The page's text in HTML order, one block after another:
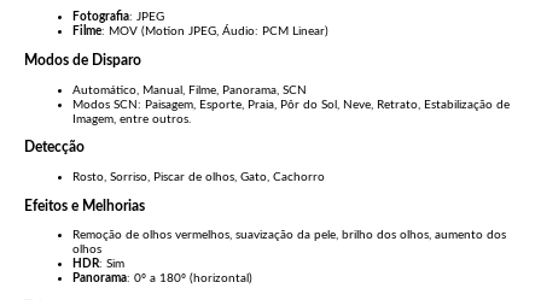
Fotografia: JPEG
Filme: MOV (Motion JPEG, Áudio: PCM Linear)
Modos de Disparo
Automático, Manual, Filme, Panorama, SCN
Modos SCN: Paisagem, Esporte, Praia, Pôr do Sol, Neve, Retrato, Estabilização de
Imagem, entre outros.
Detecção
Rosto, Sorriso, Piscar de olhos, Gato, Cachorro
Efeitos e Melhorias
Remoção de olhos vermelhos, suavização da pele, brilho dos olhos, aumento dos
olhos
HDR: Sim
Panorama: 0º a 180º (horizontal)